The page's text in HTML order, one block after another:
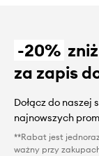
-20%
za zapis
Dołącz do naszej
najnowszych
**Rabat jest
ważny przy